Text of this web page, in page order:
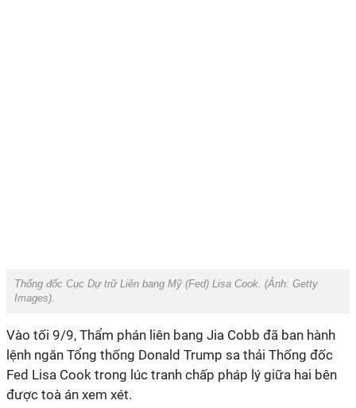
Thống đốc Cục Dự trữ Liên bang Mỹ (Fed) Lisa Cook. (Ảnh: Getty
Images).
Vào tối 9/9, Thẩm phán liên bang Jia Cobb đã ban hành
lệnh ngăn Tổng thống Donald Trump sa thải Thống đốc
Fed Lisa Cook trong lúc tranh chấp pháp lý giữa hai bên
được toà án xem xét.